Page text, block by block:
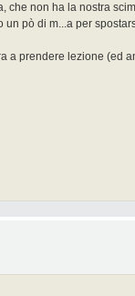
che non ha la nostra
pò di m...a per
a prendere lezione (ed